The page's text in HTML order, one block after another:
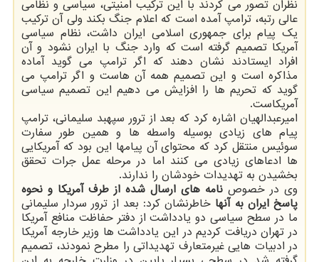
نظران تصور می كردند با این تركیب امنیتی، سیاسی و نظامی
عالی رتبه، ترامپ آمده است كه اعلام جنگ بكند ولی آن تركیب
یك پیام برای جمهوری اسلامی ایران داشت، نظام سیاسی
آمریكا تصمیم گرفته است كه وارد جنگ با ایران نشود و آن
افراد ایستادند نشان دهند كه اگر ترامپ می گوید آماده
مذاكره است و این تصمیم همه آن هاست و اگر ترامپ می
گوید كه تحریم ها را افزایش می دهیم این تصمیم سیاسی
آمریكاست.
امیرعبدالهیان اشاره كرد كه بعد از ترور سپهبد سلیمانی، ترامپ
پیام های زیادی بوسیله واسطه ها و همین طور سفارت
سوئیس منتقل كرد كه محتوای آن پیامها این بود كه آمریكایی
ها ادعاهای زیادی می كنند اما در مرحله عمل جرات تحقق
بخشیدن به تهدیدات خودشان را ندارند.
وی در خصوص نامه های ارسال شده از طرف آمریكا و نحوه
پاسخ ایران به آنها خاطرنشان كرد: بعد از ترور سردار سلیمانی
ما در سطح سیاسی دو یادداشت از دفتر حفاظت منافع آمریكا
در تهران دریافت كردیم در این یادداشت ها وزیر خارجه آمریكا
در ادبیات هایی غیرمتعارف تهدیداتی را مطرح نمودند، تصمیم